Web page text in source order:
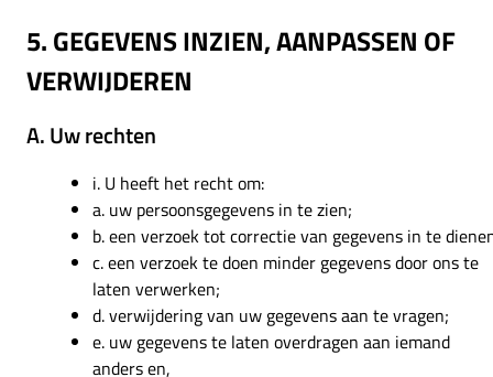
5. GEGEVENS INZIEN, AANPASSEN OF
VERWIJDEREN
A. Uw rechten
i. U heeft het recht om:
a. uw persoonsgegevens in te zien;
b. een verzoek tot correctie van gegevens in te
c. een verzoek te doen minder gegevens door ons te
laten verwerken;
d. verwijdering van uw gegevens aan te vragen;
e. uw gegevens te laten overdragen aan iemand
anders en,